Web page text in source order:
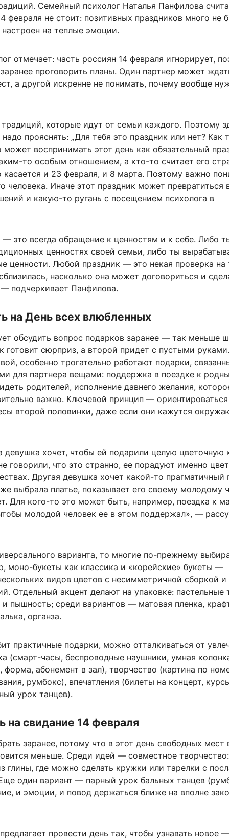
Семейный психолог Наталья Панфилова
февраля не стоит: позитивных праздников много не
настроен на теплые эмоции.
отмечает: часть россиян 14 февраля игнорирует,
проговорить планы. Один партнер может
а другой искренне не понимать, почему вообще
традиций, которые идут от семьи каждого. Поэтому
надо прояснять: „Для тебя это праздник или нет? Как
воспринимать этот день как обязательный
то особым отношением, а кто-то считает его
касается и 23 февраля, и 8 марта. Поэтому важно
человека. Иначе этот праздник может превратиться
и какую-то ругань с посещением психолога в
это всегда обращение к ценностям и к себе. Либо
ценностях своей семьи, либо ты
ценности. Любой праздник — это некая проверка на
насколько она может договориться и
подчеркивает Панфилова.
на День всех влюбленных
обсудить вопрос подарков заранее — так меньше
готовит сюрприз, а второй придет с пустыми
особенно трогательно работают подарки,
для партнера вещами: поддержка в поездке к
родителей, исполнение давнего желания,
важно. Ключевой принцип —
второй половинки, даже если они кажутся
девушка хочет, чтобы ей подарили целую цветочную
говорили, что это странно, ее порадуют именно
Другая девушка хочет какой-то прагматичный
выбрала платье, показывает его своему молодому
Для кого-то это может быть, например, поездка к
молодой человек ее в этом поддержал», —
варианта, то многие по-прежнему
моно-букеты как классика и «корейские» букеты —
видов цветов с несимметричной сборкой и
Отдельный акцент делают на упаковке: пастельные
и пышность; среди вариантов — матовая пленка,
органза.
практичные подарки, можно отталкиваться от
(смарт-часы, беспроводные наушники, умная
форма, абонемент в зал), творчество (картина по
румбокс), впечатления (билеты на концерт,
урок танцев).
на свидание 14 февраля
заранее, потому что в этот день свободных мест
меньше. Среди идей — совместное
глины, где можно сделать кружки или тарелки с
один вариант — парный урок бальных танцев
и эмоции, и повод держаться ближе на вполне
провести день так, чтобы узнавать новое